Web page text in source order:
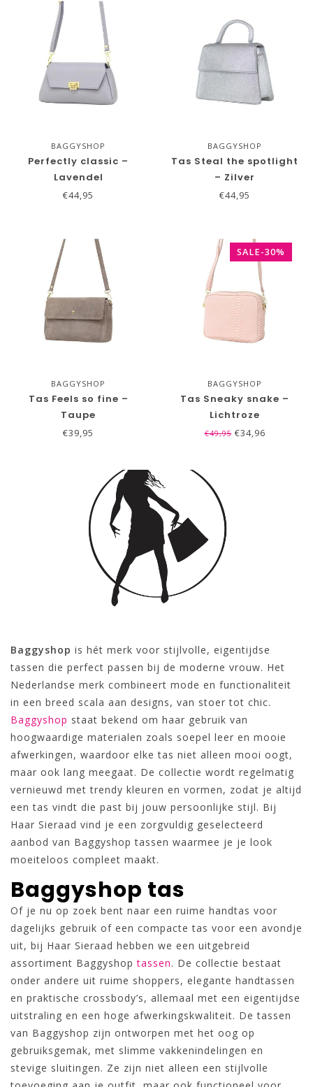
BAGGYSHOP
Perfectly classic –
Lavendel
€44,95
BAGGYSHOP
Tas Steal the spotlight
– Zilver
€44,95
BAGGYSHOP
Tas Feels so fine –
Taupe
€39,95
SALE-30%
BAGGYSHOP
Tas Sneaky snake –
Lichtroze
€49,95€34,96
Baggyshop is hét merk voor stijlvolle, eigentijdse
tassen die perfect passen bij de moderne vrouw. Het
Nederlandse merk combineert mode en functionaliteit
in een breed scala aan designs, van stoer tot chic.
Baggyshop staat bekend om haar gebruik van
hoogwaardige materialen zoals soepel leer en mooie
afwerkingen, waardoor elke tas niet alleen mooi oogt,
maar ook lang meegaat. De collectie wordt regelmatig
vernieuwd met trendy kleuren en vormen, zodat je altijd
een tas vindt die past bij jouw persoonlijke stijl. Bij
Haar Sieraad vind je een zorgvuldig geselecteerd
aanbod van Baggyshop tassen waarmee je je look
moeiteloos compleet maakt.
Baggyshop tas
Of je nu op zoek bent naar een ruime handtas voor
dagelijks gebruik of een compacte tas voor een avondje
uit, bij Haar Sieraad hebben we een uitgebreid
assortiment Baggyshoptassen. De collectie bestaat
onder andere uit ruime shoppers, elegante handtassen
en praktische crossbody’s, allemaal met een eigentijdse
uitstraling en een hoge afwerkingskwaliteit. De tassen
van Baggyshop zijn ontworpen met het oog op
gebruiksgemak, met slimme vakkenindelingen en
stevige sluitingen. Ze zijn niet alleen een stijlvolle